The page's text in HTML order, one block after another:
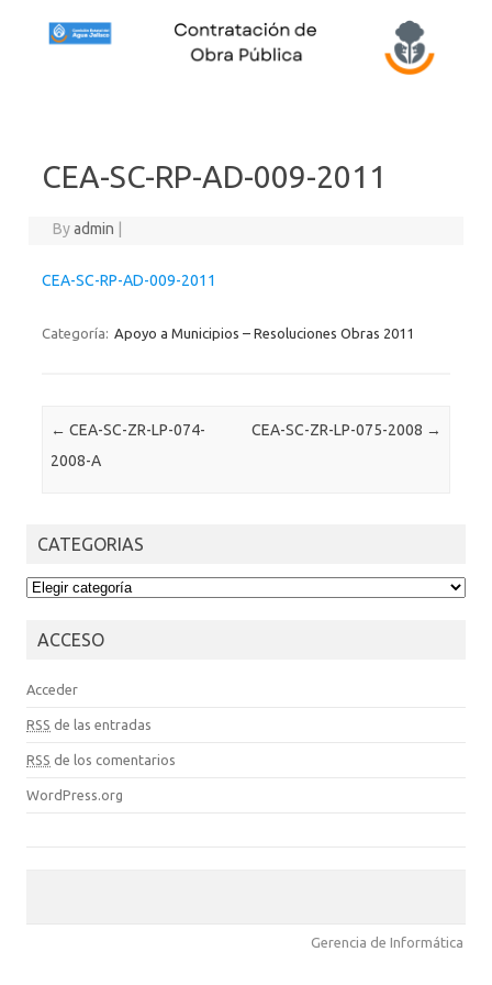
CEA-SC-RP-AD-009-2011
Byadmin
CEA-SC-RP-AD-009-2011
Categoría: Apoyo a Municipios – Resoluciones Obras 2011
Post navigation
← CEA-SC-ZR-LP-074-
2008-A
CEA-SC-ZR-LP-075-2008 →
CATEGORIAS
CATEGORIAS
ACCESO
Acceder
RSS de las entradas
RSS de los comentarios
WordPress.org
Gerencia de Informática